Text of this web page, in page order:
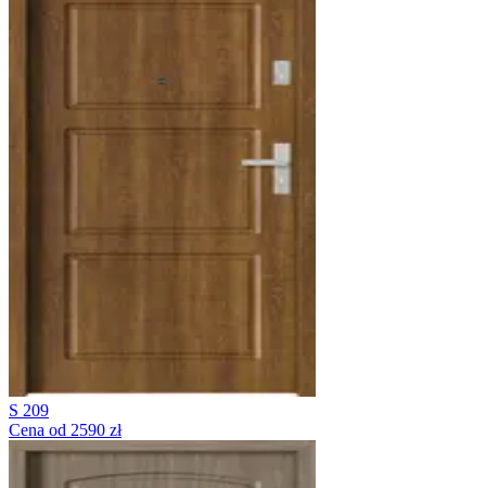
S 209
Cena od 2590 zł